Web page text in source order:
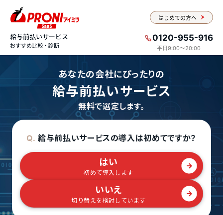
はじめての方へ
給与前払いサービス
おすすめ比較・診断
0120-955-916
平日9:00〜20:00
あなたの会社にぴったりの
給与前払いサービス
無料で選定します。
Q. 給与前払いサービスの導入は初めてですか？
はい
初めて導入します
いいえ
切り替えを検討しています